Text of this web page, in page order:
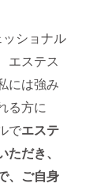
ショナル
エステス
には強み
る方に
でエステ
だき、
、ご自身